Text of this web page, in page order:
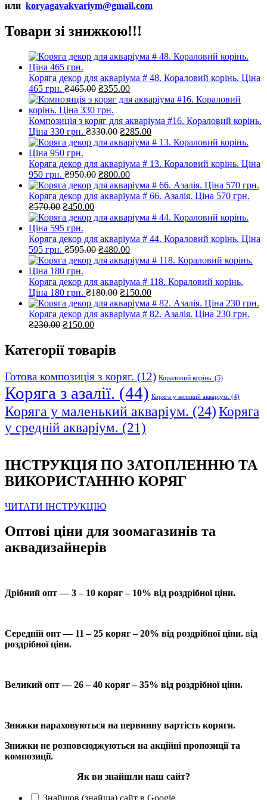
или koryagavakvariym@gmail.com
Товари зі знижкою!!!
Коряга декор для акваріума # 48. Кораловий корінь. Ціна
465 грн. ₴465.00 Оригінальна
ціна:
₴465.00.
₴355.00Поточна
ціна:
Композиція з коряг для акваріума #16. Кораловий корінь.
Ціна 330 грн. ₴330.00 Оригінальна
ціна:
₴285.00Поточна
ціна:
Коряга декор для акваріума # 13. Кораловий корінь. Ціна
950 грн. ₴950.00 Оригінальна
ціна:
₴950.00.
₴800.00Поточна
ціна:
₴800.00.
Коряга декор для акваріума # 66. Азалія. Ціна 570 грн.
₴570.00 Оригінальна
ціна:
₴570.00.
₴450.00Поточна
ціна:
Коряга декор для акваріума # 44. Кораловий корінь. Ціна
595 грн. ₴595.00 Оригінальна
ціна:
₴480.00Поточна
ціна:
Коряга декор для акваріума # 118. Кораловий корінь.
Ціна 180 грн. ₴180.00 Оригінальна
ціна:
₴180.00.
₴150.00Поточна
ціна:
₴150.00.
Коряга декор для акваріума # 82. Азалія. Ціна 230 грн.
₴230.00 Оригінальна
₴230.00.
₴150.00Поточна
₴150.00.
Категорії товарів
Готова композиція з коряг. (12) Кораловий корінь. (5)
Коряга з азалії. (44) Коряга у великий акваріум. (4)
Коряга у маленький акваріум. (24)Коряга
у средній акваріум. (21)
ІНСТРУКЦІЯ ПО ЗАТОПЛЕННЮ ТА
ВИКОРИСТАННЮ КОРЯГ
ЧИТАТИ ІНСТРУКЦІЮ
Оптові ціни для зоомагазинів та
аквадизайнерів
Дрібний опт — 3 – 10 коряг – 10% від роздрібної ціни.
Середній опт — 11 – 25 коряг – 20% від роздрібної ціни. від
роздрібної ціни.
Великий опт — 26 – 40 коряг – 35% від роздрібної ціни.
Знижки нараховуються на первинну вартість коряги.
Знижки не розповсюджуються на акційні пропозиції та
композиції.
Як ви знайшли наш сайт?